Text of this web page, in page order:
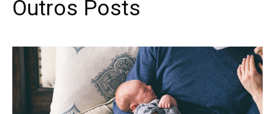
Outros Posts